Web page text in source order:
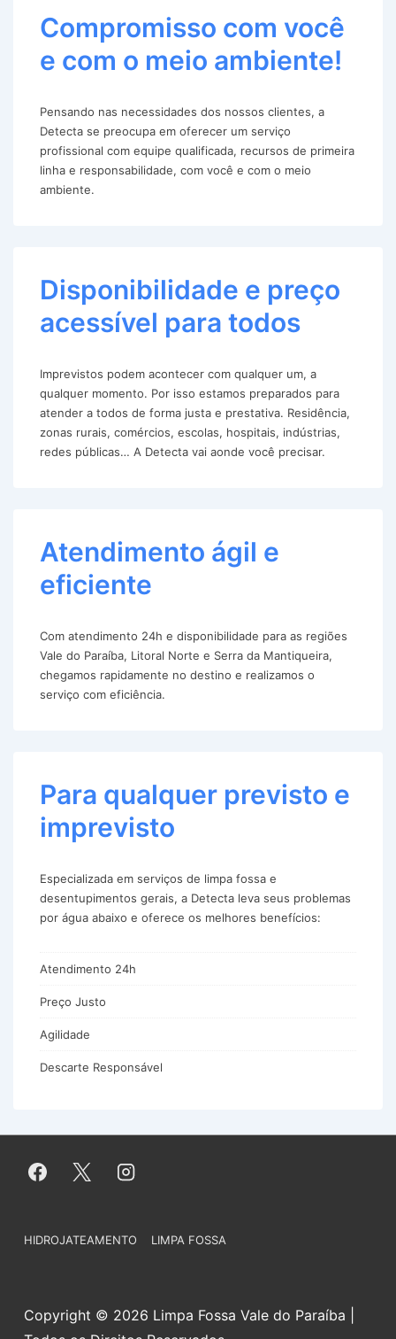
Compromisso com você
e com o meio ambiente!
Pensando nas necessidades dos nossos clientes, a
Detecta se preocupa em oferecer um serviço
profissional com equipe qualificada, recursos de primeira
linha e responsabilidade, com você e com o meio
ambiente.
Disponibilidade e preço
acessível para todos
Imprevistos podem acontecer com qualquer um, a
qualquer momento. Por isso estamos preparados para
atender a todos de forma justa e prestativa. Residência,
zonas rurais, comércios, escolas, hospitais, indústrias,
redes públicas… A Detecta vai aonde você precisar.
Atendimento ágil e
eficiente
Com atendimento 24h e disponibilidade para as regiões
Vale do Paraíba, Litoral Norte e Serra da Mantiqueira,
chegamos rapidamente no destino e realizamos o
serviço com eficiência.
Para qualquer previsto e
imprevisto
Especializada em serviços de limpa fossa e
desentupimentos gerais, a Detecta leva seus problemas
por água abaixo e oferece os melhores benefícios:
Atendimento 24h
Preço Justo
Agilidade
Descarte Responsável
Menu
Rodapé
HIDROJATEAMENTO LIMPA FOSSA
Copyright © 2026 Limpa Fossa Vale do Paraíba |